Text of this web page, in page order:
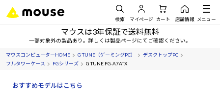
検索 マイページ カート 店舗情報 メニュー
マウスは3年保証で送料無料
一部対象外の製品あり。詳しくは製品ページにてご確認ください。
マウスコンピューターHOME G TUNE（ゲーミングPC）
デスクトップPC
フルタワーケース
FGシリーズ G TUNE FG-A7ATX
おすすめモデルはこちら